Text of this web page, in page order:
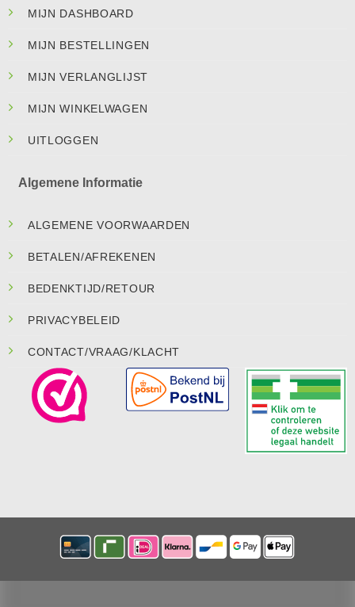
MIJN DASHBOARD
MIJN BESTELLINGEN
MIJN VERLANGLIJST
MIJN WINKELWAGEN
UITLOGGEN
Algemene Informatie
ALGEMENE VOORWAARDEN
BETALEN/AFREKENEN
BEDENKTIJD/RETOUR
PRIVACYBELEID
CONTACT/VRAAG/KLACHT